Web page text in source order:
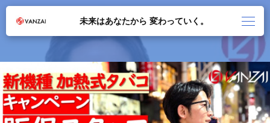
未来はあなたから 変わっていく。